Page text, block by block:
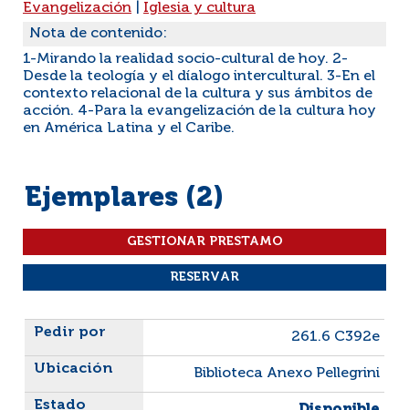
Evangelización
Iglesia y cultura
Nota de contenido:
1-Mirando la realidad socio-cultural de hoy. 2-
Desde la teología y el díalogo intercultural. 3-En el
contexto relacional de la cultura y sus ámbitos de
acción. 4-Para la evangelización de la cultura hoy
en América Latina y el Caribe.
Ejemplares (2)
Liste des exemplaires
261.6 C392e
Biblioteca Anexo Pellegrini